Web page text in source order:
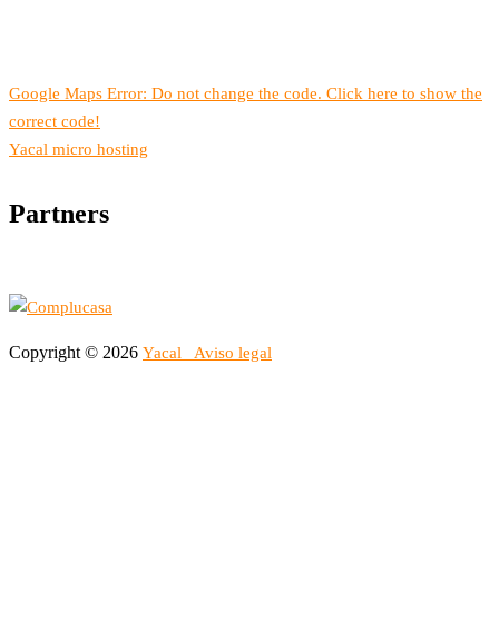
Google Maps Error: Do not change the code. Click here to show the
correct code!
Yacal micro hosting
Partners
Copyright © 2026 Yacal Aviso legal